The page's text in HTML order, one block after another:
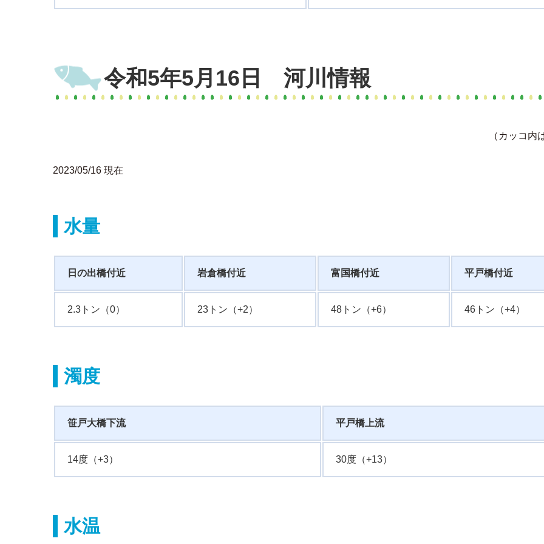
令和5年5月16日 河川情報
（カッコ内
2023/05/16 現在
水量
日の出橋付近 岩倉橋付近 富国橋付近 平戸橋付近
2.3トン（0） 23トン（+2） 48トン（+6） 46トン（+4）
濁度
笹戸大橋下流 平戸橋上流
14度（+3） 30度（+13）
水温